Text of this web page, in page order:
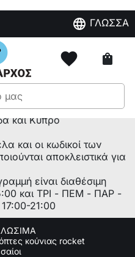
languageΓΛΩΣΣΑ
favorite
και Κύπρο
και οι κωδικοί των
αποκλειστικά για
είναι διαθέσιμη
και ΤΡΙ - ΠΕΜ - ΠΑΡ -
21:00
κούνιας rocket